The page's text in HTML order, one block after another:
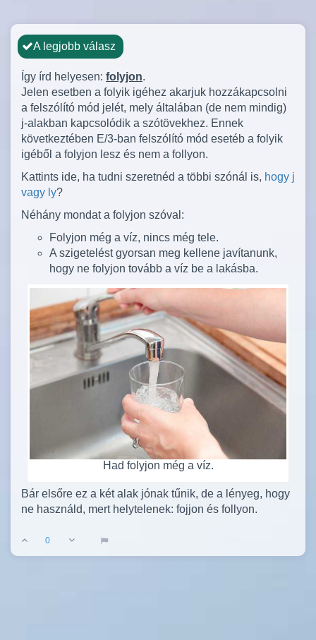
A legjobb válasz
Így írd helyesen: folyjon.
Jelen esetben a folyik igéhez akarjuk hozzákapcsolni
a felszólító mód jelét, mely általában (de nem mindig)
j-alakban kapcsolódik a szótövekhez. Ennek
következtében E/3-ban felszólító mód esetéb a folyik
igéből a folyjon lesz és nem a follyon.
Kattints ide, ha tudni szeretnéd a többi szónál is, hogy j
vagy ly?
Néhány mondat a folyjon szóval:
Folyjon még a víz, nincs még tele.
A szigetelést gyorsan meg kellene javítanunk,
hogy ne folyjon tovább a víz be a lakásba.
Had folyjon még a víz.
Bár elsőre ez a két alak jónak tűnik, de a lényeg, hogy
ne használd, mert helytelenek: fojjon és follyon.
0